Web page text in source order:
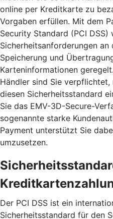
online per Kreditkarte zu
Vorgaben erfüllen. Mit dem
Security Standard (PCI DSS)
Sicherheitsanforderungen an
Speicherung und
Karteninformationen
Händler sind Sie verpflichtet,
diesen Sicherheitsstandard
Sie das EMV-3D-Secure-
sogenannte starke
Payment unterstützt Sie
umzusetzen.
Der PCI DSS ist ein
Sicherheitsstandard für den